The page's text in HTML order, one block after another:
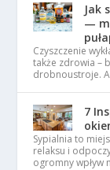
Jak
—
Czyszczenie
także zdrowia –
drobnoustroje.
7
Sypialnia to
relaksu i
ogromny wpływ